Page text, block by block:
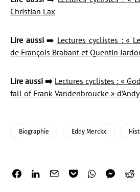
Christian Lax
Lire aussi➡️ Lectures cyclistes : «
de François Brabant et Quentin
Lire aussi ➡️ Lectures cyclistes : «
fall of Frank Vandenbroucke »
Biographie Eddy Merckx